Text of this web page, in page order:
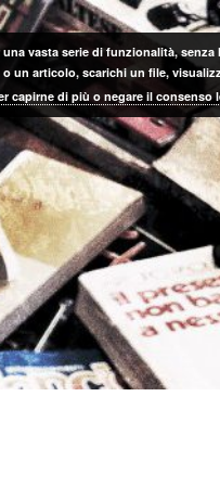
vasta serie di funzionalità,
un articolo, scarichi un file,
capirne di più o negare il consenso